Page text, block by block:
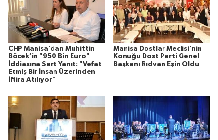
CHP Manisa’dan Muhittin
Böcek’in "950 Bin Euro"
İddiasına Sert Yanıt: "Vefat
Etmiş Bir İnsan Üzerinden
İftira Atılıyor"
Manisa Dostlar Meclisi’nin
Konuğu Dost Parti Genel
Başkanı Rıdvan Eşin Oldu